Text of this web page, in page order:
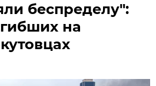
беспределу":
на